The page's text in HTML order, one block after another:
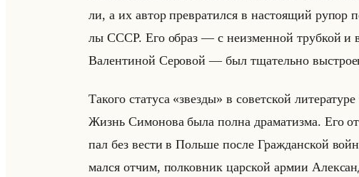
ли, а их автор пре­вра­тил­ся в на­сто­ящий рупор
лы СССР. Его образ — с неиз­мен­ной труб­кой и
Ва­лен­ти­ной Се­ро­вой — был тща­тельно
Та­ко­го ста­ту­са «звезды» в со­вет­ской
Жизнь Си­мо­но­ва была полна дра­ма­тиз­ма. Его
пал без вести в Польше после Граж­дан­ской
мал­ся отчим, пол­ков­ник цар­ской армии